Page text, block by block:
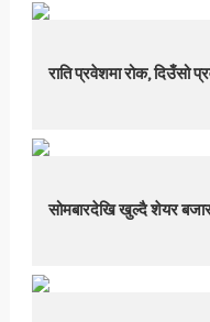
राति प्रवेशमा रोक, दिउँसो
सोमबारदेखि खुल्दै शेयर